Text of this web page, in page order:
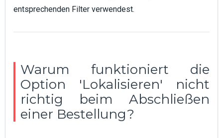
entsprechenden Filter verwendest.
Warum funktioniert die
Option 'Lokalisieren' nicht
richtig beim Abschließen
einer Bestellung?